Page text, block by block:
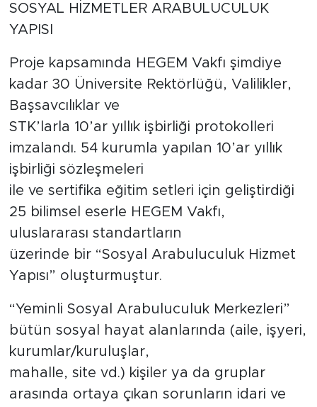
SOSYAL HİZMETLER ARABULUCULUK
YAPISI
Proje kapsamında HEGEM Vakfı şimdiye
kadar 30 Üniversite Rektörlüğü, Valilikler,
Başsavcılıklar ve
STK’larla 10’ar yıllık işbirliği protokolleri
imzalandı. 54 kurumla yapılan 10’ar yıllık
işbirliği sözleşmeleri
ile ve sertifika eğitim setleri için geliştirdiği
25 bilimsel eserle HEGEM Vakfı,
uluslararası standartların
üzerinde bir “Sosyal Arabuluculuk Hizmet
Yapısı” oluşturmuştur.
“Yeminli Sosyal Arabuluculuk Merkezleri”
bütün sosyal hayat alanlarında (aile, işyeri,
kurumlar/kuruluşlar,
mahalle, site vd.) kişiler ya da gruplar
arasında ortaya çıkan sorunların idari ve